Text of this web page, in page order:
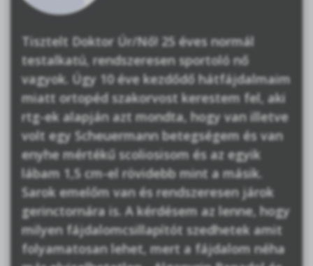
Tisztelt Doktor Úr/Nő! 25 éves normál
testalkatú, rendszeresen sportoló nő
vagyok. Úgy 10 éve kezdődő hátfájdalmaim
miatt ortopéd szakorvost kerestem fel, aki
rtg-ek alapján azt mondta, hogy van illetve
volt egy Scheuermann betegségem és van
enyhe mértékű scoliosisom és az egyik
lábam 1,5 cm-el rövidebb mint a másik.
Sarok emelőm van és rendszeresen járok
gerinctornára is. A kérdésem az lenne, hogy
milyen fájdalomcsillapítót szedhetek amit
folyamatosan lehet, mert a fájdalom néha